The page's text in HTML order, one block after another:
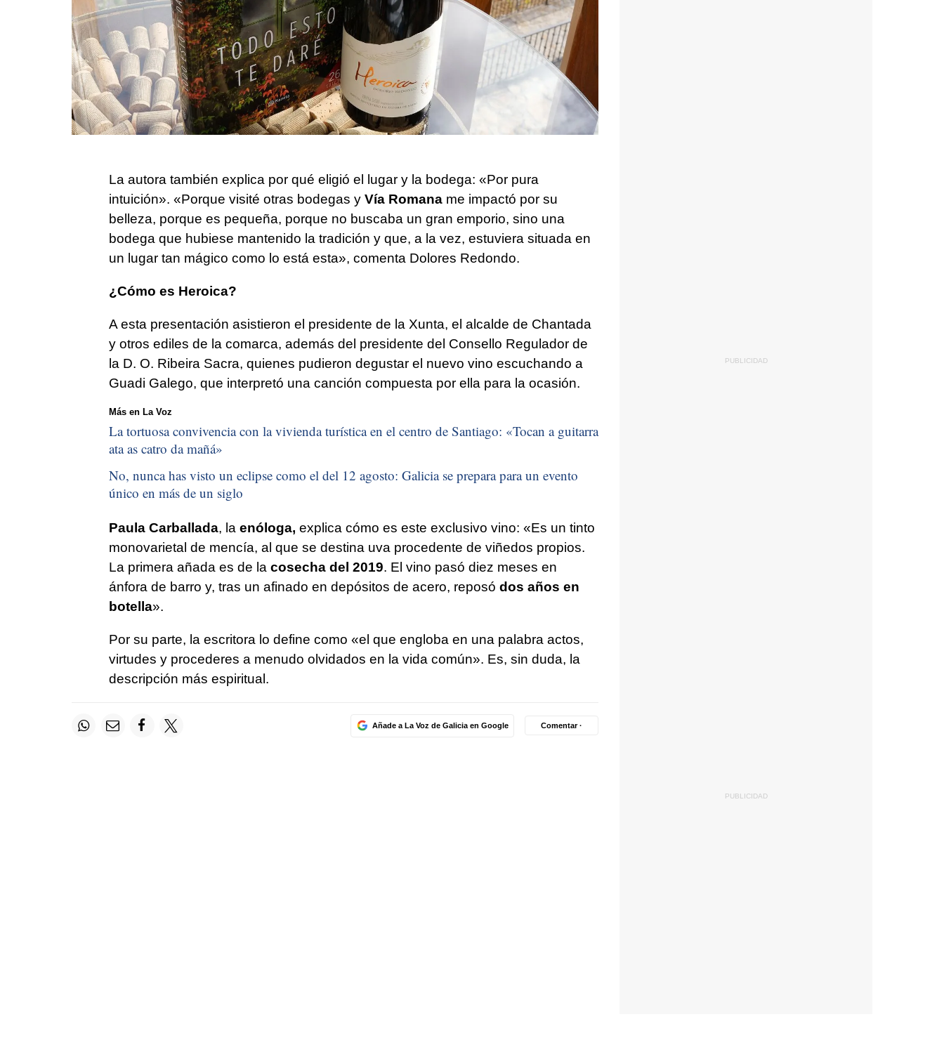
La autora también explica por qué eligió el lugar y la bodega: «Por pura
intuición». «Porque visité otras bodegas y Vía Romaname impactó por su
belleza, porque es pequeña, porque no buscaba un gran emporio, sino una
bodega que hubiese mantenido la tradición y que, a la vez, estuviera situada en
un lugar tan mágico como lo está esta», comenta Dolores Redondo.
¿Cómo es Heroica?
A esta presentación asistieron el presidente de la Xunta, el alcalde de Chantada
y otros ediles de la comarca, además del presidente del Consello Regulador de
la D. O. Ribeira Sacra, quienes pudieron degustar el nuevo vino escuchando a
Guadi Galego, que interpretó una canción compuesta por ella para la ocasión.
Más en La Voz
La tortuosa convivencia con la vivienda turística en el centro de Santiago: «Tocan a guitarra
ata as catro da mañá»
No, nunca has visto un eclipse como el del 12 agosto: Galicia se prepara para un evento
único en más de un siglo
Paula Carballada, la enóloga, explica cómo es este exclusivo vino: «Es un tinto
monovarietal de mencía, al que se destina uva procedente de viñedos propios.
La primera añada es de la cosecha del 2019. El vino pasó diez meses en
ánfora de barro y, tras un afinado en depósitos de acero, reposó dos años en
botella».
Por su parte, la escritora lo define como «el que engloba en una palabra actos,
virtudes y procederes a menudo olvidados en la vida común». Es, sin duda, la
descripción más espiritual.
Añade a La Voz de Galicia en Google Comentar ·